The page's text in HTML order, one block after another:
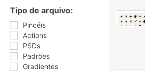
Tipo de arquivo:
Pincéis
Actions
PSDs
Padrões
Gradientes